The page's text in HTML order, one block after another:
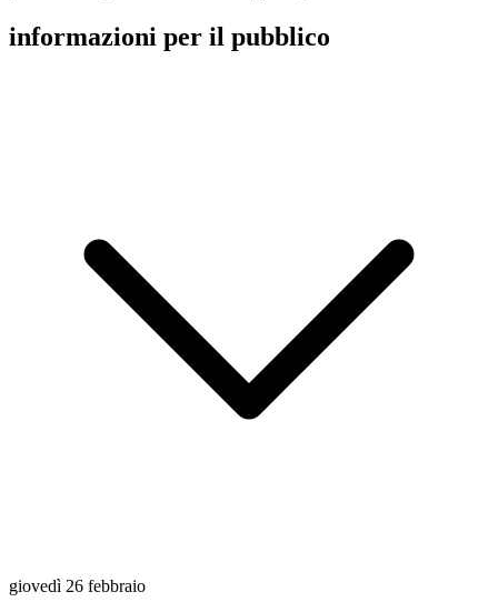
informazioni per il pubblico
giovedì 26 febbraio